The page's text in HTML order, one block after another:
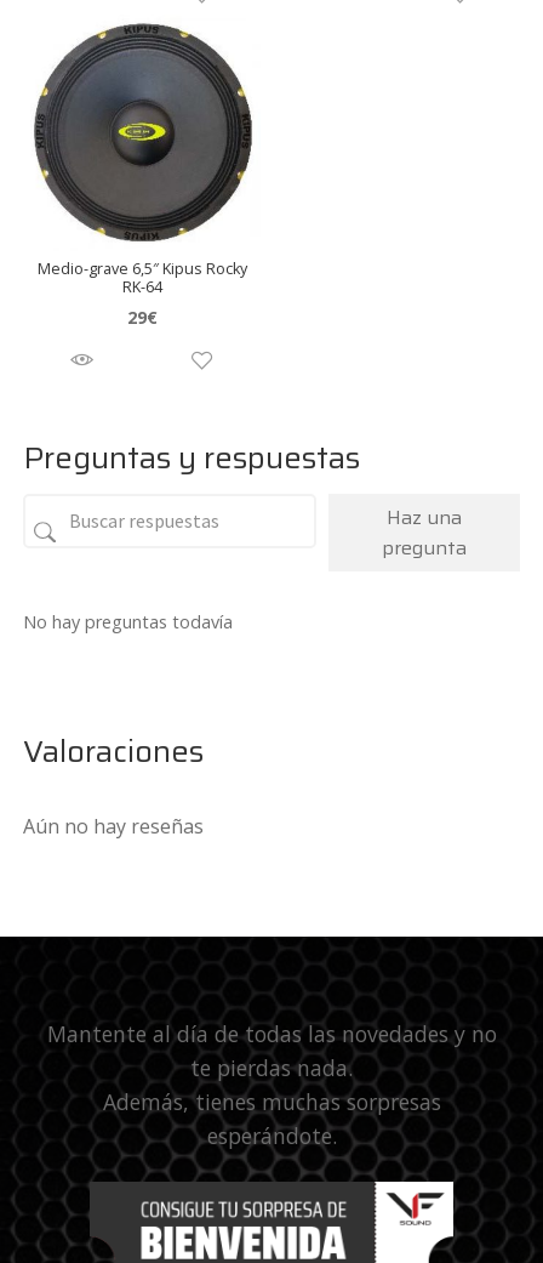
Medio-grave 6,5″ Kipus Rocky
RK-64
29€
Preguntas y respuestas
Haz una
pregunta
No hay preguntas todavía
Valoraciones
Aún no hay reseñas
Mantente al día de todas las novedades y no
te pierdas nada.
Además, tienes muchas sorpresas
esperándote.